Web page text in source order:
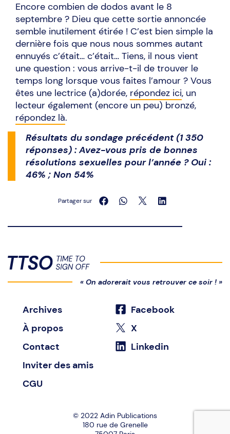
Encore combien de dodos avant le 8
septembre ? Dieu que cette sortie annoncée
semble inutilement étirée ! C’est bien simple la
dernière fois que nous nous sommes autant
ennuyés c’était… c’était… Tiens, il nous vient
une question : vous arrive-t-il de trouver le
temps long lorsque vous faites l’amour ? Vous
êtes une lectrice (a)dorée, répondez ici, un
lecteur également (encore un peu) bronzé,
répondez là.
Résultats du sondage précédent (1 350
réponses) : Avez-vous pris de bonnes
résolutions sexuelles pour l’année ? Oui :
46% ; Non 54%
Partager sur
« On adorerait vous retrouver ce soir ! »
Archives
À propos
Contact
Inviter des amis
CGU
Facebook
X
Linkedin
© 2022 Adin Publications
180 rue de Grenelle